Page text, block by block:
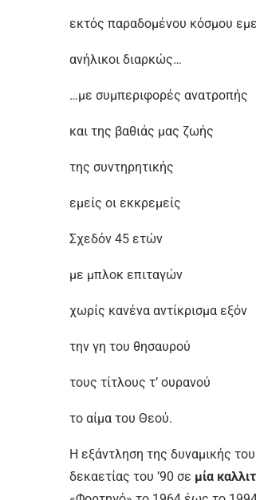
εκτός παραδομένου κόσμου
ανήλικοι διαρκώς…
…με συμπεριφορές ανατροπής
και της βαθιάς μας ζωής
της συντηρητικής
εμείς οι εκκρεμείς
Σχεδόν 45 ετών
με μπλοκ επιταγών
χωρίς κανένα αντίκρισμα εξόν
την γη του θησαυρού
τους τίτλους τ’ ουρανού
το αίμα του Θεού.
Η εξάντληση της δυναμικής
δεκαετίας του ’90 σε μία